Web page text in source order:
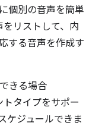
個別の音声を簡単
リストして、内
する音声を作成す
きる場合
トタイプをサポー
ケジュールできま